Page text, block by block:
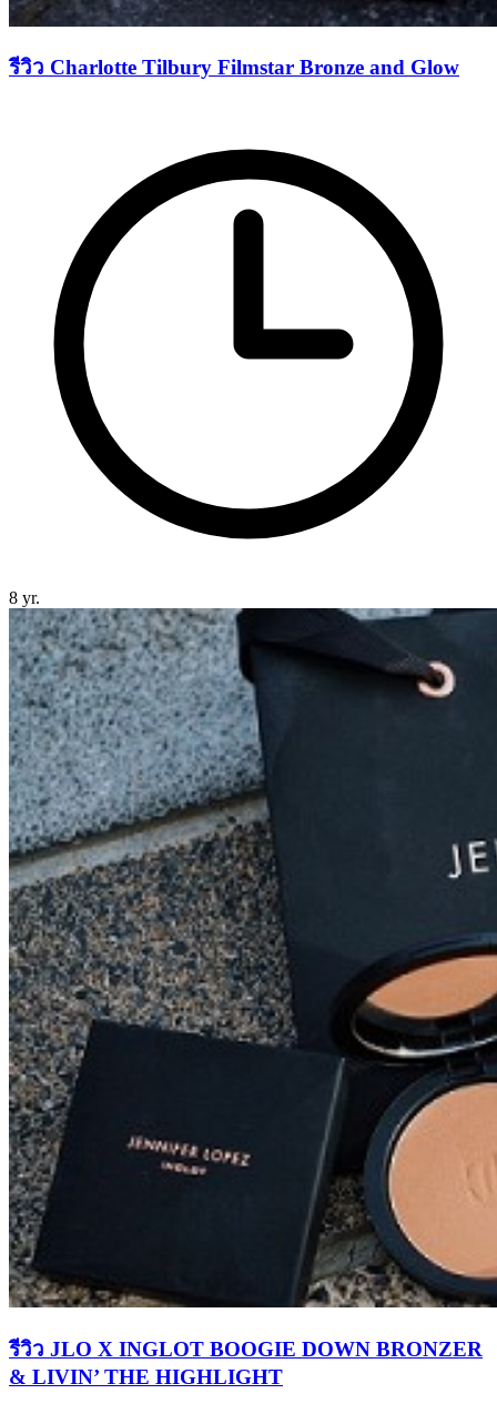
รีวิว Charlotte Tilbury Filmstar Bronze and Glow
8 yr.
รีวิว JLO X INGLOT BOOGIE DOWN BRONZER
& LIVIN’ THE HIGHLIGHT